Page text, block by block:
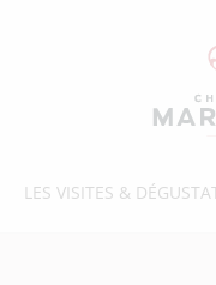
LES VISITES &